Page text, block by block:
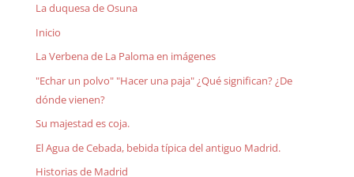
La duquesa de Osuna
Inicio
La Verbena de La Paloma en imágenes
"Echar un polvo" "Hacer una paja" ¿Qué significan? ¿De
dónde vienen?
Su majestad es coja.
El Agua de Cebada, bebida típica del antiguo Madrid.
Historias de Madrid